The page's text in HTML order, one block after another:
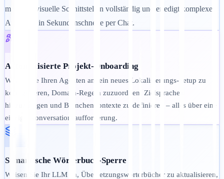
manuelle visuelle Schnittstellen vollständig und erledigt komplexe
Aufgaben in Sekundenschnelle per Chat.
Automatisierte Projekt-Onboarding
Weisen Sie Ihren Agenten an, ein neues Lokalisierungs-Setup zu
konfigurieren, Domain-Regeln zuzuordnen, Zielsprachen
hinzuzufügen und Branchenkontexte zu definieren – alles über eine
einzige Konversationsaufforderung.
Semantische Wörterbuch-Sperre
Weisen Sie Ihr LLM an, Übersetzungswörterbücher zu aktualisieren,